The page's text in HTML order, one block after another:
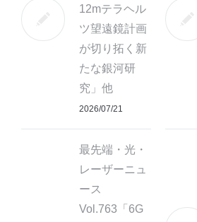
12mテラヘル
ツ望遠鏡計画
が切り拓く新
たな銀河研
究」他
2026/07/21
最先端・光・
レーザーニュ
ース
Vol.763「6G